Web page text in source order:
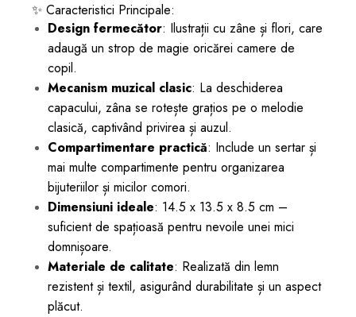
✨ Caracteristici Principale:
Design fermecător: Ilustrații cu zâne și flori, care
adaugă un strop de magie oricărei camere de
copil.
Mecanism muzical clasic: La deschiderea
capacului, zâna se rotește grațios pe o melodie
clasică, captivând privirea și auzul.
Compartimentare practică: Include un sertar și
mai multe compartimente pentru organizarea
bijuteriilor și micilor comori.
Dimensiuni ideale: 14.5 x 13.5 x 8.5 cm –
suficient de spațioasă pentru nevoile unei mici
domnișoare.
Materiale de calitate: Realizată din lemn
rezistent și textil, asigurând durabilitate și un aspect
plăcut.